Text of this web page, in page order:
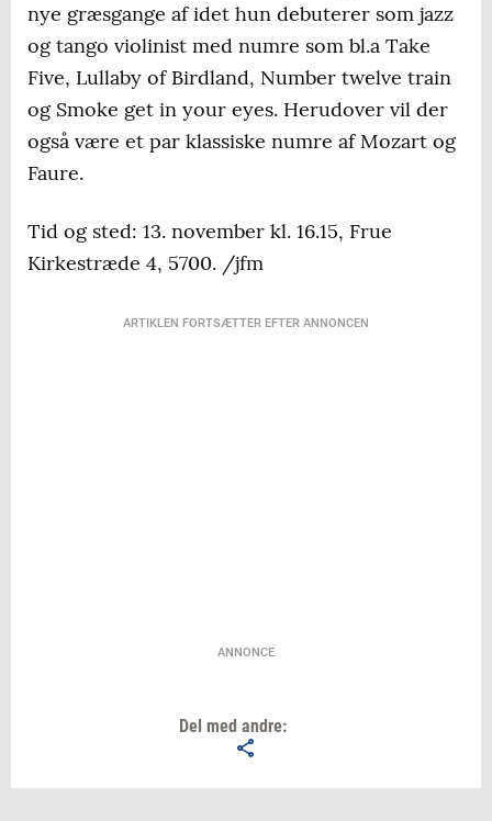
nye græsgange af idet hun debuterer som jazz
og tango violinist med numre som bl.a Take
Five, Lullaby of Birdland, Number twelve train
og Smoke get in your eyes. Herudover vil der
også være et par klassiske numre af Mozart og
Faure.
Tid og sted: 13. november kl. 16.15, Frue
Kirkestræde 4, 5700. /jfm
ARTIKLEN FORTSÆTTER EFTER ANNONCEN
ANNONCE
Del med andre: